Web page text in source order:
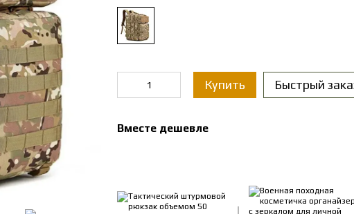
Купить Быстрый
Вместе дешевле